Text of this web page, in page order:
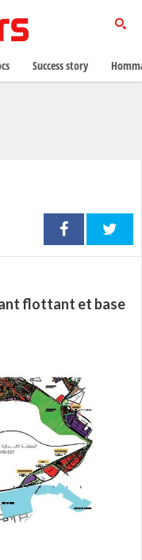
flottant et base
Success story